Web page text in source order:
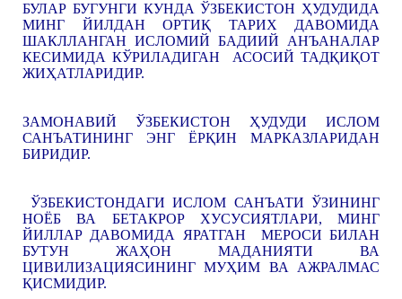
БУЛАР БУГУНГИ КУНДА ЎЗБЕКИСТОН ҲУДУДИДА
МИНГ ЙИЛДАН ОРТИҚ ТАРИХ ДАВОМИДА
ШАКЛЛАНГАН ИСЛОМИЙ БАДИИЙ АНЪАНАЛАР
КЕСИМИДА КЎРИЛАДИГАН АСОСИЙ ТАДҚИҚОТ
ЖИҲАТЛАРИДИР.
ЗАМОНАВИЙ ЎЗБЕКИСТОН ҲУДУДИ ИСЛОМ
САНЪАТИНИНГ ЭНГ ЁРҚИН МАРКАЗЛАРИДАН
БИРИДИР.
ЎЗБЕКИСТОНДАГИ ИСЛОМ САНЪАТИ ЎЗИНИНГ
НОЁБ ВА БЕТАКРОР ХУСУСИЯТЛАРИ, МИНГ
ЙИЛЛАР ДАВОМИДА ЯРАТГАН МЕРОСИ БИЛАН
БУТУН ЖАҲОН МАДАНИЯТИ ВА
ЦИВИЛИЗАЦИЯСИНИНГ МУҲИМ ВА АЖРАЛМАС
ҚИСМИДИР.